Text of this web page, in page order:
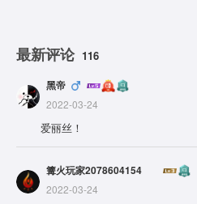
最新评论 116
黑帝
2022-03-24
爱丽丝！
篝火玩家2078604154
2022-03-24